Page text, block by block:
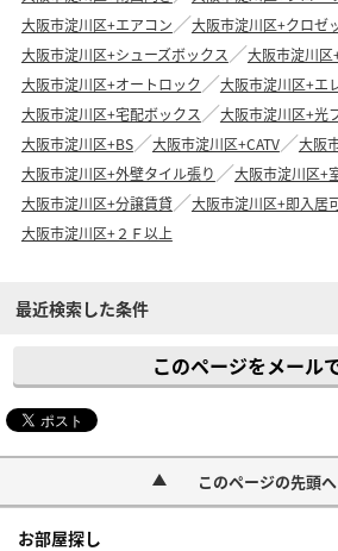
大阪市淀川区+エアコン
大阪市淀川区+クロゼ
大阪市淀川区+シューズボックス
大阪市淀川区
大阪市淀川区+オートロック
大阪市淀川区+エ
大阪市淀川区+宅配ボックス
大阪市淀川区+光
大阪市淀川区+BS
大阪市淀川区+CATV
大阪
大阪市淀川区+外壁タイル張り
大阪市淀川区+
大阪市淀川区+分譲賃貸
大阪市淀川区+即入居
大阪市淀川区+２Ｆ以上
最近検索した条件
このページをメール
このページの先頭へ
お部屋探し